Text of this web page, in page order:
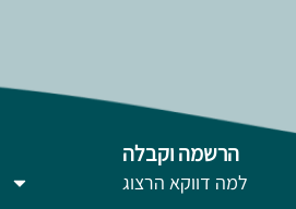
הרשמה וקבלה
למה דווקא הרצוג